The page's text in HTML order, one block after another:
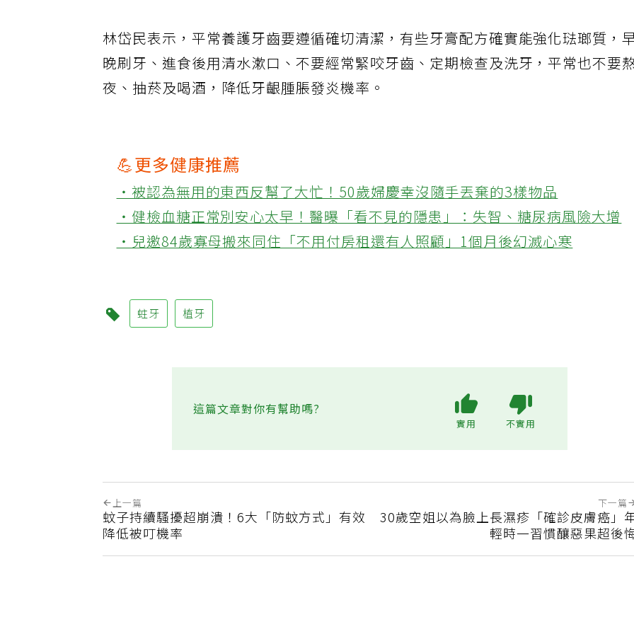
林岱民表示，平常養護牙齒要遵循確切清潔，有些牙膏配方確實能強化琺瑯質，
晚刷牙、進食後用清水漱口、不要經常緊咬牙齒、定期檢查及洗牙，平常也不要
夜、抽菸及喝酒，降低牙齦腫脹發炎機率。
💪更多健康推薦
‧被認為無用的東西反幫了大忙！50歲婦慶幸沒隨手丟棄的3樣物品
‧健檢血糖正常別安心太早！醫曝「看不見的隱患」：失智、糖尿病風險大增
‧兒邀84歲寡母搬來同住「不用付房租還有人照顧」1個月後幻滅心寒
蛀牙 植牙
這篇文章對你有幫助嗎?
上一篇
蚊子持續騷擾超崩潰！6大「防蚊方式」有效
降低被叮機率
下一篇
30歲空姐以為臉上長濕疹「確診皮膚癌」
輕時一習慣釀惡果超後